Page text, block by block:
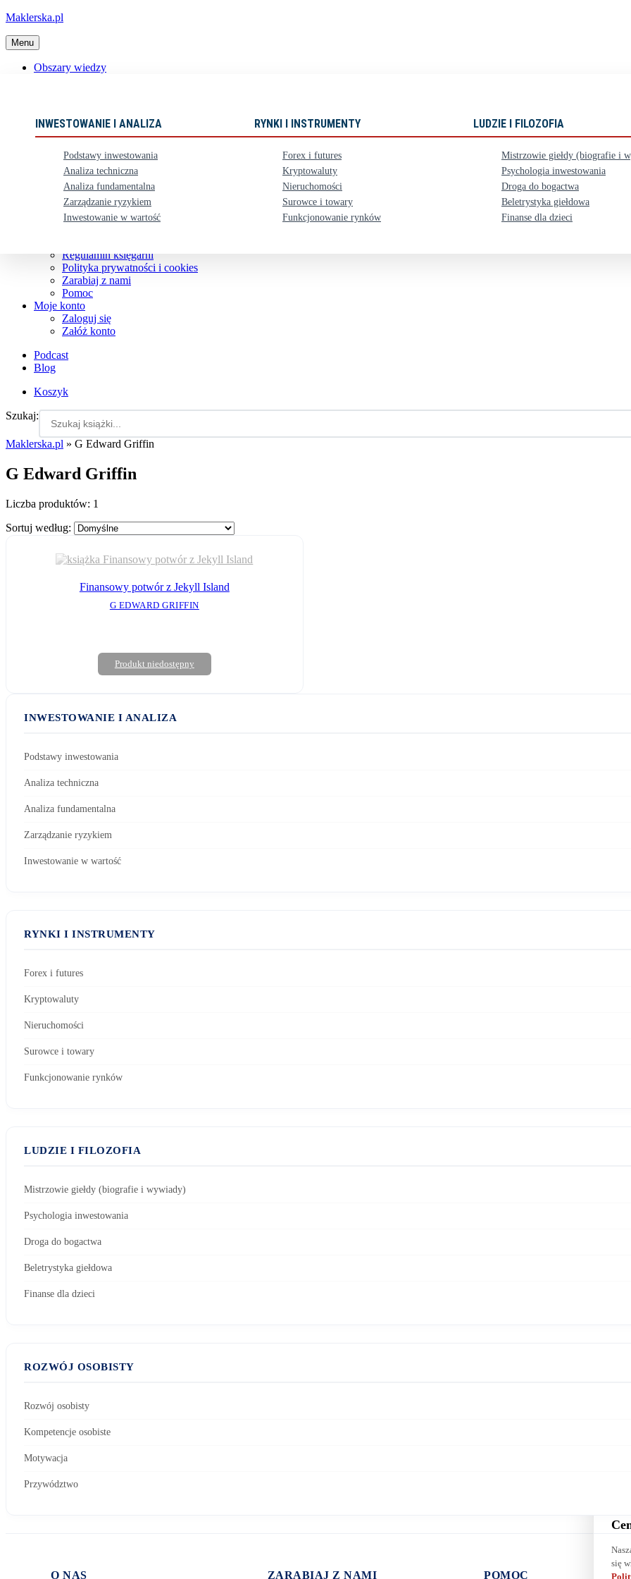
Maklerska.pl
Menu
Obszary wiedzy
INWESTOWANIE I ANALIZA
Podstawy inwestowania
Analiza techniczna
Analiza fundamentalna
Zarządzanie ryzykiem
Inwestowanie w wartość
RYNKI I INSTRUMENTY
Forex i futures
Kryptowaluty
Nieruchomości
Surowce i towary
Funkcjonowanie rynków
LUDZIE I FILOZOFIA
Mistrzowie giełdy (biografie i
Psychologia inwestowania
Droga do bogactwa
Beletrystyka giełdowa
Finanse dla dzieci
Ebooki
Karty upominkowe
⏳ Zapowiedzi
Obsługa klienta
Koszty dostawy
Nasze konto bankowe
Regulamin księgarni
Polityka prywatności i cookies
Zarabiaj z nami
Pomoc
Moje konto
Zaloguj się
Załóż konto
Podcast
Blog
Koszyk
Szukaj:
Maklerska.pl » G Edward Griffin
G Edward Griffin
Liczba produktów: 1
Sortuj według:
Finansowy potwór z Jekyll Island
G EDWARD GRIFFIN
Produkt niedostępny
INWESTOWANIE I ANALIZA
Podstawy inwestowania
Analiza techniczna
Analiza fundamentalna
Zarządzanie ryzykiem
Inwestowanie w wartość
RYNKI I INSTRUMENTY
Forex i futures
Kryptowaluty
Nieruchomości
Surowce i towary
Funkcjonowanie rynków
LUDZIE I FILOZOFIA
Mistrzowie giełdy (biografie i wywiady)
Psychologia inwestowania
Droga do bogactwa
Beletrystyka giełdowa
Finanse dla dzieci
ROZWÓJ OSOBISTY
Rozwój osobisty
Kompetencje osobiste
Motywacja
Przywództwo
O NAS ZARABIAJ Z NAMI POMOC
się